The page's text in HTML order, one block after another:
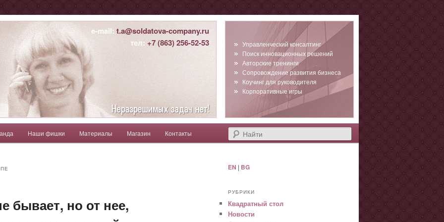
e-mail: t.a@soldatova-company.ru
тел: +7 (863) 256-52-53
Найти
содержимому
Наши фишки Материалы Магазин Контакты
Управленческий консалтинг
Поиск инновационных решений
Авторские тренинги
Сопровождение развития бизнеса
Коучинг для руководителя
Корпоративные игры
бывает, но от нее,
EN | BG
РУБРИКИ
Квадратный стол
Новости